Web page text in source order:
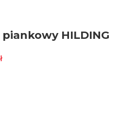
piankowy HILDING